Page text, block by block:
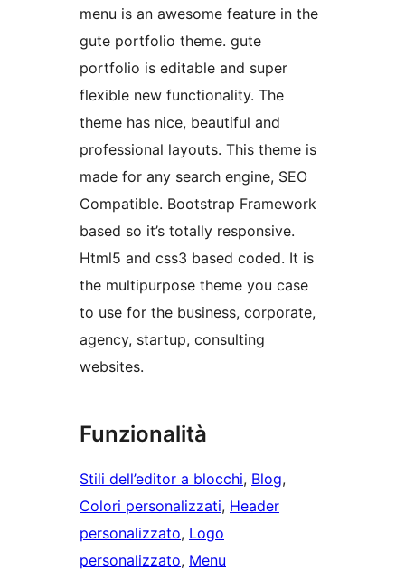
menu is an awesome feature in the
gute portfolio theme. gute
portfolio is editable and super
flexible new functionality. The
theme has nice, beautiful and
professional layouts. This theme is
made for any search engine, SEO
Compatible. Bootstrap Framework
based so it’s totally responsive.
Html5 and css3 based coded. It is
the multipurpose theme you case
to use for the business, corporate,
agency, startup, consulting
websites.
Funzionalità
Stili dell’editor a blocchi, Blog
Colori personalizzati, Header
personalizzato, Logo
personalizzato, Menu